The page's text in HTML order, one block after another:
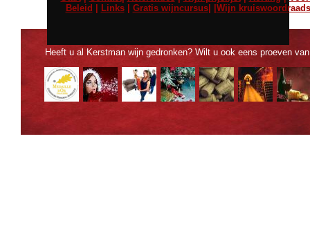
Heeft u al Kerstman wijn gedronken? Wilt u ook eens proeven
Beleid
Links| Gratis wijncursus| | Wijn